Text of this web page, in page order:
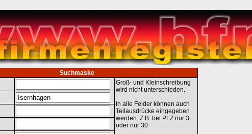
Suchmaske
Groß- und Kleinschreibung
wird nicht unterschieden.
In alle Felder können auch
Teilausdrücke eingegeben
werden. Z.B. bei PLZ nur 3
oder nur 30